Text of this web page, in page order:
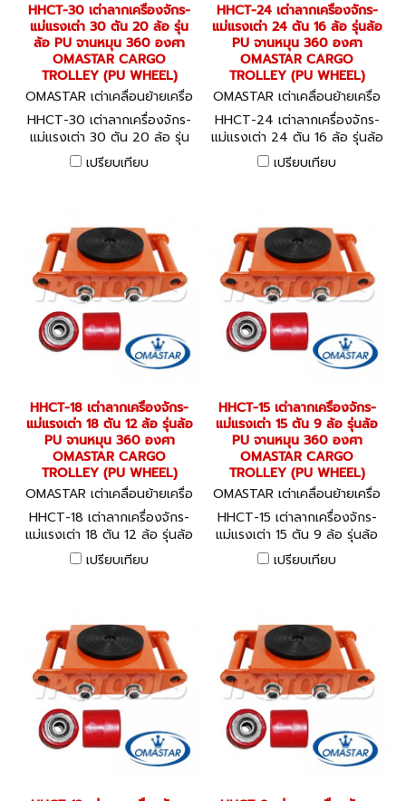
HHCT-30 เต่าลากเครื่องจักร-
แม่แรงเต่า 30 ตัน 20 ล้อ รุ่น
ล้อ PU จานหมุน 360 องศา
OMASTAR CARGO
TROLLEY (PU WHEEL)
OMASTAR เต่าเคลื่อนย้ายเครื่อ
งจักร HHCT-30
HHCT-30 เต่าลากเครื่องจักร-
แม่แรงเต่า 30 ตัน 20 ล้อ รุ่น
ล้อ PU จานหมุน 360 องศา
OMASTAR CARGO TROLLEY
เปรียบเทียบ
HHCT-24 เต่าลากเครื่องจักร-
แม่แรงเต่า 24 ตัน 16 ล้อ รุ่นล้อ
PU จานหมุน 360 องศา
OMASTAR CARGO
TROLLEY (PU WHEEL)
OMASTAR เต่าเคลื่อนย้ายเครื่อ
งจักร HHCT-24
HHCT-24 เต่าลากเครื่องจักร-
แม่แรงเต่า 24 ตัน 16 ล้อ รุ่นล้อ
PU จานหมุน 360 องศา
OMASTAR CARGO TROLLEY
เปรียบเทียบ
HHCT-18 เต่าลากเครื่องจักร-
แม่แรงเต่า 18 ตัน 12 ล้อ รุ่นล้อ
PU จานหมุน 360 องศา
OMASTAR CARGO
TROLLEY (PU WHEEL)
OMASTAR เต่าเคลื่อนย้ายเครื่อ
งจักร HHCT-18
HHCT-18 เต่าลากเครื่องจักร-
แม่แรงเต่า 18 ตัน 12 ล้อ รุ่นล้อ
PU จานหมุน 360 องศา
OMASTAR CARGO TROLLEY
เปรียบเทียบ
HHCT-15 เต่าลากเครื่องจักร-
แม่แรงเต่า 15 ตัน 9 ล้อ รุ่นล้อ
PU จานหมุน 360 องศา
OMASTAR CARGO
TROLLEY (PU WHEEL)
OMASTAR เต่าเคลื่อนย้ายเครื่อ
งจักร HHCT-15
HHCT-15 เต่าลากเครื่องจักร-
แม่แรงเต่า 15 ตัน 9 ล้อ รุ่นล้อ
PU จานหมุน 360 องศา
OMASTAR CARGO TROLLEY
เปรียบเทียบ